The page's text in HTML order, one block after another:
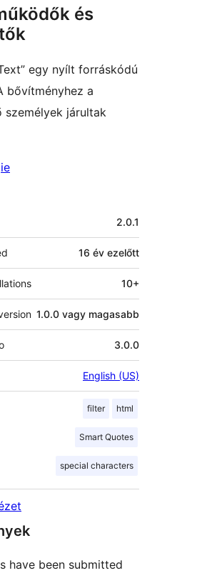
és
egy nyílt forráskódú
bővítményhez a
személyek járultak
2.0.1
16 év ezelőtt
10+
1.0.0 vagy magasabb
3.0.0
English (US)
filter html
Smart Quotes
special characters
have been submitted